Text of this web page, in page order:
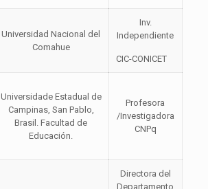
Universidad Nacional del
Comahue
Inv.
Independiente
CIC-CONICET
Universidade Estadual de
Campinas, San Pablo,
Brasil. Facultad de
Educación.
Profesora
/Investigadora
CNPq
Directora del
Departamento